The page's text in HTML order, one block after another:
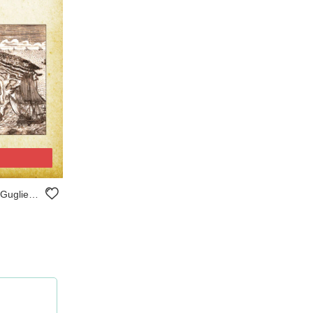
La Catania destrutta di Domenico Guglielmini